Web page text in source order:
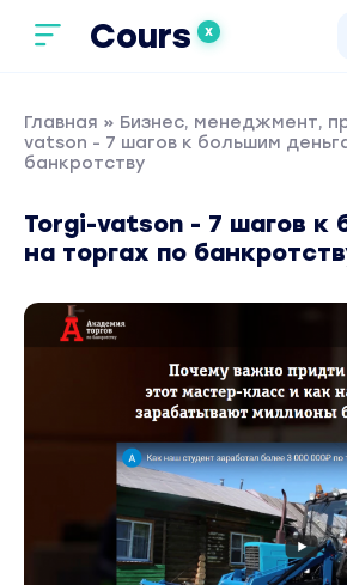
Cours X
Главная » Бизнес, менеджмент,
vatson - 7 шагов к большим
банкротству
Torgi-vatson - 7 шагов к
на торгах по